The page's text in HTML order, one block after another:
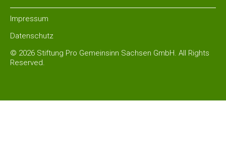
© 2026 Stiftung Pro Gemeinsinn Sachsen GmbH. All Rights
Reserved.
Impressum
Datenschutz